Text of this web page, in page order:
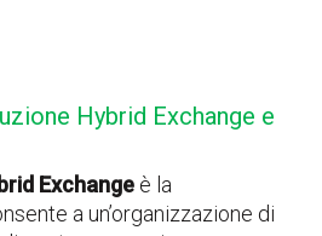
Hybrid Exchange e
Exchangeè la
a un’organizzazione di